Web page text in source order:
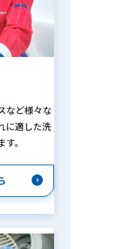
など様々な
に適した洗
。